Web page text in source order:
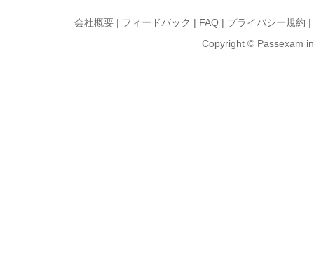
会社概要 | フィードバック | FAQ | プライバシー規約 |
Copyright © Passexam